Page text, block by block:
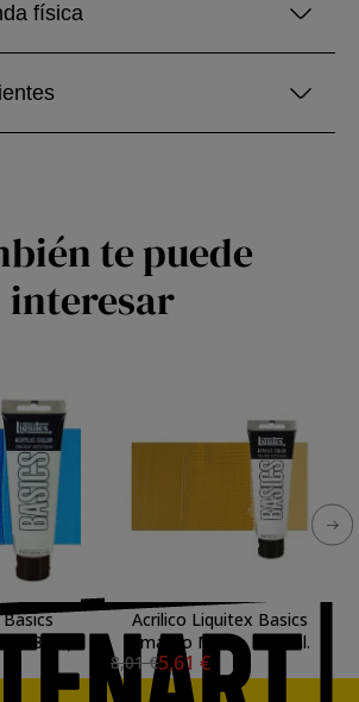
física
te puede
interesar
(118 ml)
Acrilico Liquitex Basics
Amarillo Marte, 118 ml.
8,01 €5,61 €